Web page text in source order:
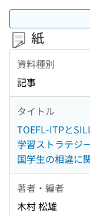
紙
資料種別
記事
タイトル
TOEFL-ITPと
学習ストラテジ
国学生の相違に
著者・編者
木村 松雄